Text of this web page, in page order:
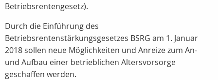
Betriebsrentengesetz).
Durch die Einführung des
Betriebsrentenstärkungsgesetzes BSRG am 1. Januar
2018 sollen neue Möglichkeiten und Anreize zum An-
und Aufbau einer betrieblichen Altersvorsorge
geschaffen werden.